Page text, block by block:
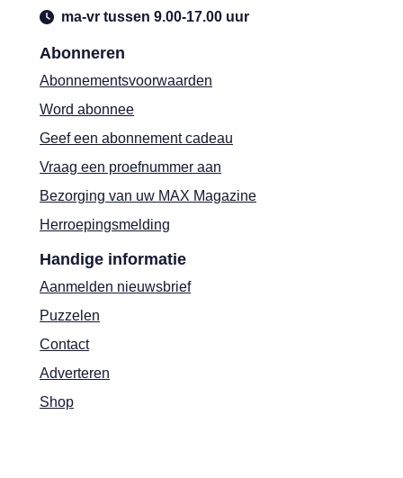
Abonneren
Abonnementsvoorwaarden
Word abonnee
Geef een abonnement cadeau
Vraag een proefnummer aan
Bezorging van uw MAX Magazine
Herroepingsmelding
Handige informatie
Aanmelden nieuwsbrief
Puzzelen
Contact
Adverteren
Shop
ma-vr tussen 9.00-17.00 uur